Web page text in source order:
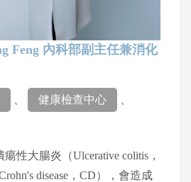
Feng 內科部副主任兼消化
健康檢查中心
性大腸炎（Ulcerative colitis，
disease，CD），會造成